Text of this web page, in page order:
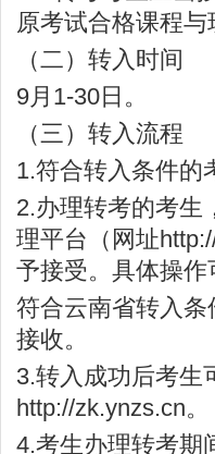
原考试合格课程
（二）转入时间
9月1-30日。
（三）转入流程
1.符合转入条件的
2.办理转考的考生
理平台（网址
予接受。具体操
符合云南省转入
接收。
3.转入成功后考生
http://zk.ynzs.cn。
4.考生办理转考期